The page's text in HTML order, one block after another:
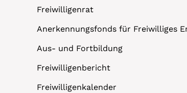
Freiwilligenrat
Anerkennungsfonds für Freiwilliges
Aus- und Fortbildung
Freiwilligenbericht
Freiwilligenkalender